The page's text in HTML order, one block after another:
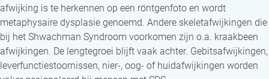
afwijking is te herkennen op een röntgenfoto en wordt
metaphysaire dysplasie genoemd. Andere skeletafwijkingen die
bij het Shwachman Syndroom voorkomen zijn o.a. kraakbeen
afwijkingen. De lengtegroei blijft vaak achter. Gebitsafwijkingen,
leverfunctiestoornissen, nier-, oog- of huidafwijkingen worden